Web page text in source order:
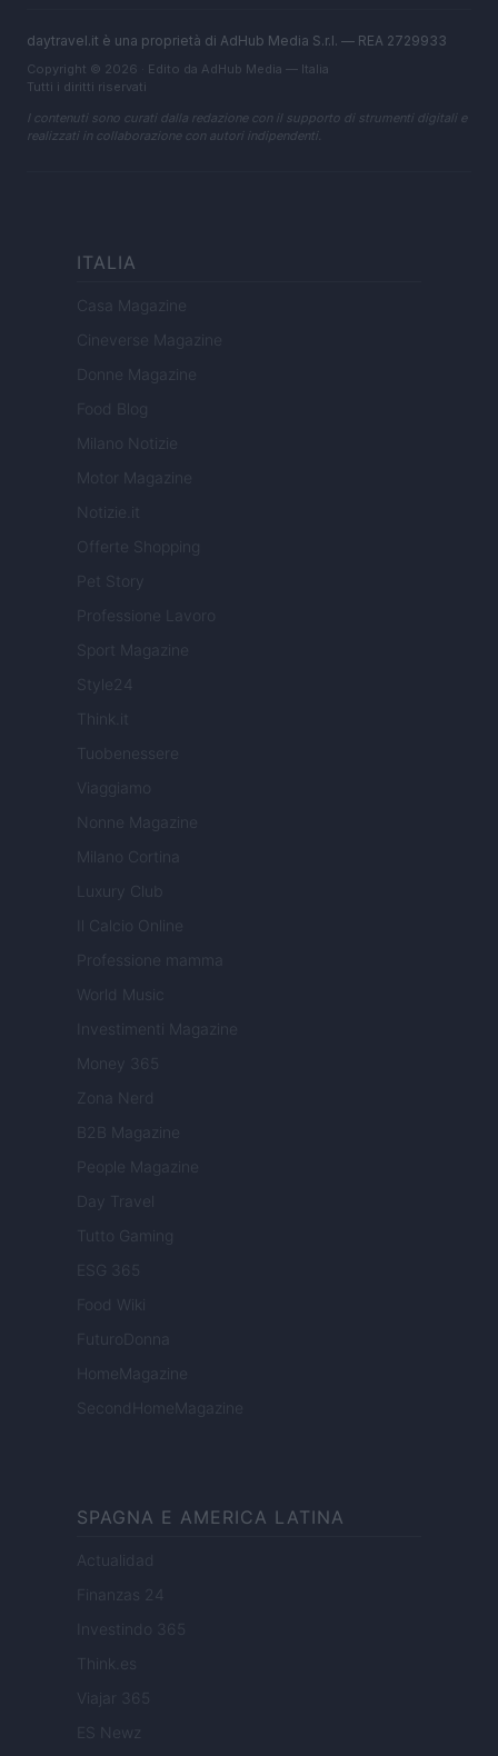
daytravel.it è una proprietà di AdHub Media S.r.l. — REA 2729933
Copyright © 2026 · Edito da AdHub Media — Italia
Tutti i diritti riservati
I contenuti sono curati dalla redazione con il supporto di strumenti digitali e
realizzati in collaborazione con autori indipendenti.
ITALIA
Casa Magazine
Cineverse Magazine
Donne Magazine
Food Blog
Milano Notizie
Motor Magazine
Notizie.it
Offerte Shopping
Pet Story
Professione Lavoro
Sport Magazine
Style24
Think.it
Tuobenessere
Viaggiamo
Nonne Magazine
Milano Cortina
Luxury Club
Il Calcio Online
Professione mamma
World Music
Investimenti Magazine
Money 365
Zona Nerd
B2B Magazine
People Magazine
Day Travel
Tutto Gaming
ESG 365
Food Wiki
FuturoDonna
HomeMagazine
SecondHomeMagazine
SPAGNA E AMERICA LATINA
Actualidad
Finanzas 24
Investindo 365
Think.es
Viajar 365
ES Newz